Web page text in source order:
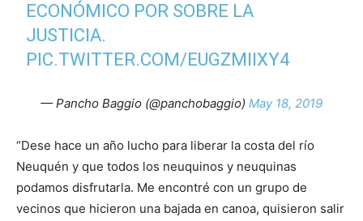
ECONÓMICO POR SOBRE LA
JUSTICIA.
PIC.TWITTER.COM/EUGZMIIXY4
— Pancho Baggio (@panchobaggio) May 18, 2019
“Dese hace un año lucho para liberar la costa del río
Neuquén y que todos los neuquinos y neuquinas
podamos disfrutarla. Me encontré con un grupo de
vecinos que hicieron una bajada en canoa, quisieron salir